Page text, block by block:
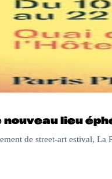
nouveau lieu
de street-art estival, La